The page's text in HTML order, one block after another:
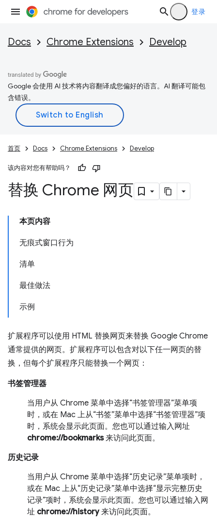
登录
Docs Chrome Extensions Develop
Google 会使用 AI 技术将内容翻译成您偏好的语言。AI 翻译可能包
含错误。
首页 Docs Chrome Extensions Develop
该内容对您有帮助吗？
替换 Chrome 网页
本页内容
无痕式窗口行为
清单
最佳做法
示例
扩展程序可以使用 HTML 替换网页来替换 Google Chrome
通常提供的网页。扩展程序可以包含对以下任一网页的替
换，但每个扩展程序只能替换一个网页：
书签管理器
当用户从 Chrome 菜单中选择“书签管理器”菜单项
时，或在 Mac 上从“书签”菜单中选择“书签管理器”项
时，系统会显示此页面。您也可以通过输入网址
chrome://bookmarks来访问此页面。
历史记录
当用户从 Chrome 菜单中选择“历史记录”菜单项时，
或在 Mac 上从“历史记录”菜单中选择“显示完整历史
记录”项时，系统会显示此页面。您也可以通过输入网
址 chrome://history来访问此页面。